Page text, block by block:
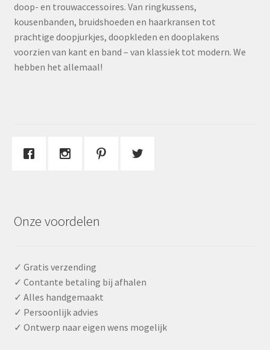
doop- en trouwaccessoires. Van ringkussens,
kousenbanden, bruidshoeden en haarkransen tot
prachtige doopjurkjes, doopkleden en dooplakens
voorzien van kant en band – van klassiek tot modern. We
hebben het allemaal!
Onze voordelen
✓ Gratis verzending
✓ Contante betaling bij afhalen
✓ Alles handgemaakt
✓ Persoonlijk advies
✓ Ontwerp naar eigen wens mogelijk